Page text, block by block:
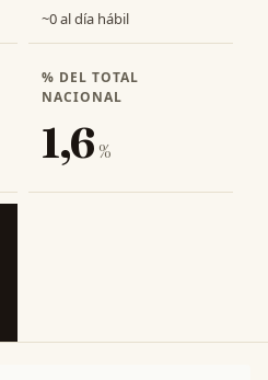
~0 al día hábil
% DEL TOTAL
NACIONAL
1,6 %